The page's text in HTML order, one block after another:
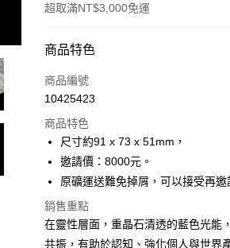
超取滿NT$3,000免運
付款方式
信用卡一次付款
LINE Pay
Apple Pay
悠遊付
商品特色
商品編號
10425423
商品特色
尺寸約91 x 73 x 51mm，
邀請價：8000元。
原礦運送難免掉屑，可以接受再邀
銷售重點
在靈性層面，重晶石清透的藍色光能
共振，有助於認知、強化個人與世界